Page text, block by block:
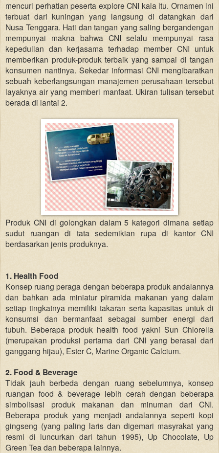
mencuri perhatian peserta explore CNI kala itu. Ornamen ini
terbuat dari kuningan yang langsung di datangkan dari
Nusa Tenggara. Hati dan tangan yang saling bergandengan
mempunyai makna bahwa CNI selalu mempunyai rasa
kepedulian dan kerjasama terhadap member CNI untuk
memberikan produk-produk terbaik yang sampai di tangan
konsumen nantinya. Sekedar informasi CNI mengibaratkan
sebuah keberlangsungan manajemen perusahaan tersebut
layaknya air yang memberi manfaat. Ukiran tulisan tersebut
berada di lantai 2.
Produk CNI di golongkan dalam 5 kategori dimana setiap
sudut ruangan di tata sedemikian rupa di kantor CNI
berdasarkan jenis produknya.
1. Health Food
Konsep ruang peraga dengan beberapa produk andalannya
dan bahkan ada miniatur piramida makanan yang dalam
setiap tingkatnya memiliki takaran serta kapasitas untuk di
konsumsi dan bermanfaat sebagai sumber energi dari
tubuh. Beberapa produk health food yakni Sun Chlorella
(merupakan produksi pertama dari CNI yang berasal dari
ganggang hijau), Ester C, Marine Organic Calcium.
2. Food & Beverage
Tidak jauh berbeda dengan ruang sebelumnya, konsep
ruangan food & beverage lebih cerah dengan beberapa
simbolisasi produk makanan dan minuman dari CNI.
Beberapa produk yang menjadi andalannya seperti kopi
gingseng (yang paling laris dan digemari masyrakat yang
resmi di luncurkan dari tahun 1995), Up Chocolate, Up
Green Tea dan beberapa lainnya.